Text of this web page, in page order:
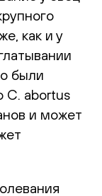
как и у
были
C. abortus
и может